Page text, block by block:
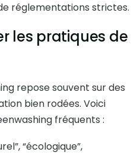
réglementations strictes.
les pratiques de
repose souvent sur des
bien rodées. Voici
fréquents :
“écologique”,